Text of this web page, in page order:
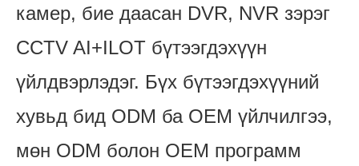
камер, бие даасан DVR, NVR зэрэг
CCTV AI+ILOT бүтээгдэхүүн
үйлдвэрлэдэг. Бүх бүтээгдэхүүний
хувьд бид ODM ба OEM үйлчилгээ,
мөн ODM болон OEM программ